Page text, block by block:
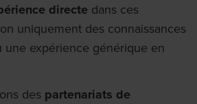
directe dans ces
uniquement des connaissances
une expérience générique en
des partenariats de